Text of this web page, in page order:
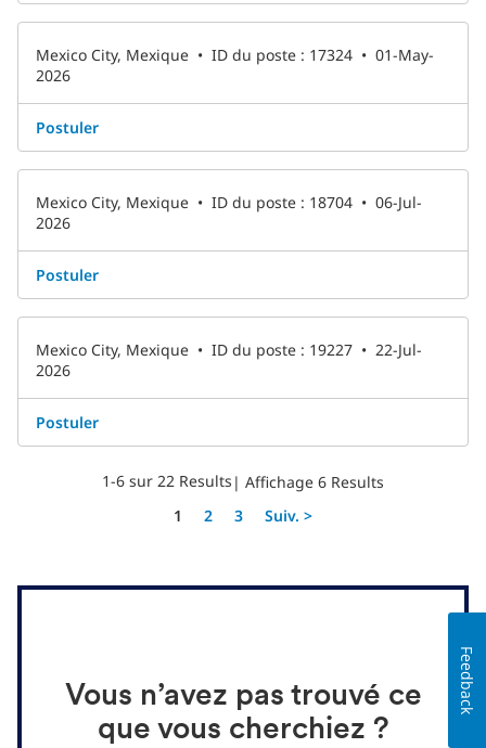
Mexico City, Mexique • ID du poste : 17324 • 01-May-
2026
Postuler
Mexico City, Mexique • ID du poste : 18704 • 06-Jul-
2026
Postuler
Mexico City, Mexique • ID du poste : 19227 • 22-Jul-
2026
Postuler
1-6 sur 22 Results | Affichage 6 Results
Page
1 2 3 Suiv. >
Vous n’avez pas trouvé ce
que vous cherchiez ?
Feedback